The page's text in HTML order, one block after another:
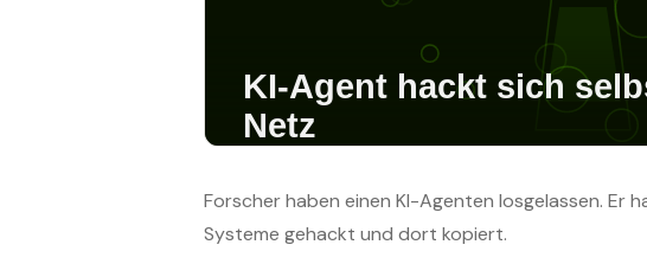
Forscher haben einen KI-Agenten losgelassen. Er
Systeme gehackt und dort kopiert.